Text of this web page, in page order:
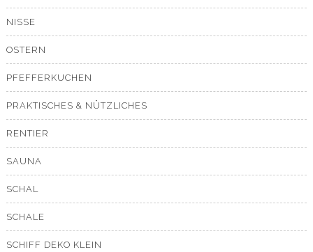
NISSE
OSTERN
PFEFFERKUCHEN
PRAKTISCHES & NÜTZLICHES
RENTIER
SAUNA
SCHAL
SCHALE
SCHIFF DEKO KLEIN